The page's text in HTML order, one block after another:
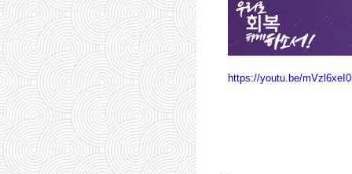
https://youtu.be/